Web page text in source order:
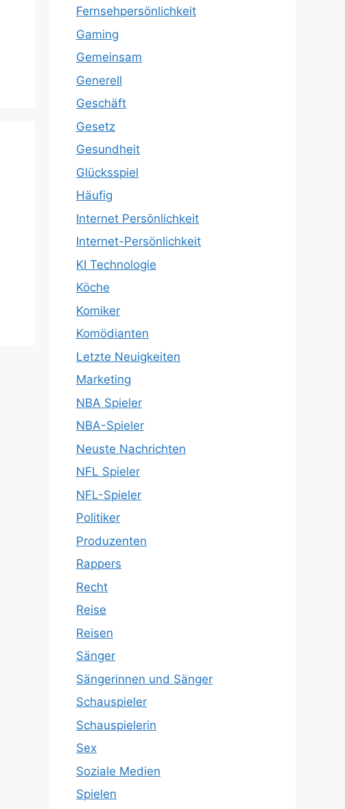
Fernsehpersönlichkeit
Gaming
Gemeinsam
Generell
Geschäft
Gesetz
Gesundheit
Glücksspiel
Häufig
Internet Persönlichkeit
Internet-Persönlichkeit
KI Technologie
Köche
Komiker
Komödianten
Letzte Neuigkeiten
Marketing
NBA Spieler
NBA-Spieler
Neuste Nachrichten
NFL Spieler
NFL-Spieler
Politiker
Produzenten
Rappers
Recht
Reise
Reisen
Sänger
Sängerinnen und Sänger
Schauspieler
Schauspielerin
Sex
Soziale Medien
Spielen